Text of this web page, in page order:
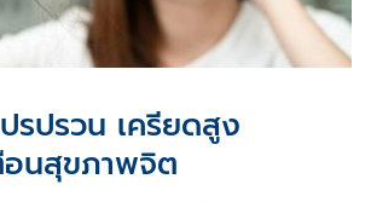
รปรวน เครียดสูง
นสุขภาพจิต